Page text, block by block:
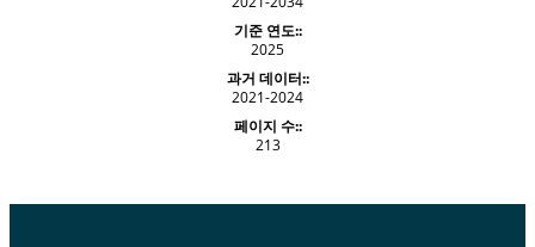
기준 연도::
2025
과거 데이터::
2021-2024
페이지 수::
213